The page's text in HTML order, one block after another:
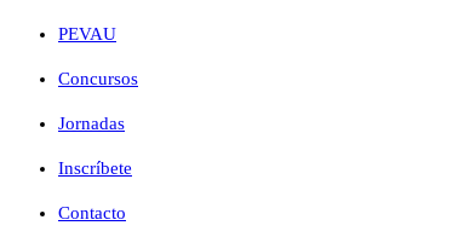
PEVAU
Concursos
Jornadas
Inscríbete
Contacto